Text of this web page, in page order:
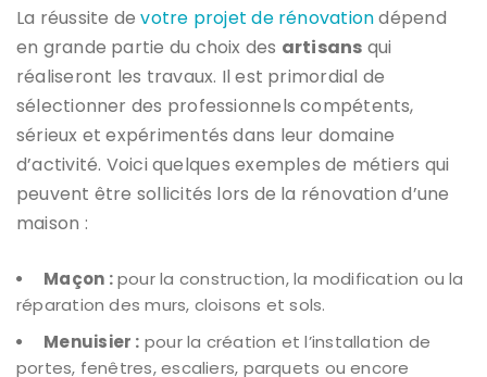
La réussite devotre projet de rénovationdépend
en grande partie du choix des artisans qui
réaliseront les travaux. Il est primordial de
sélectionner des professionnels compétents,
sérieux et expérimentés dans leur domaine
d’activité. Voici quelques exemples de métiers qui
peuvent être sollicités lors de la rénovation d’une
maison :
Maçon :pour la construction, la modification ou la
réparation des murs, cloisons et sols.
Menuisier : pour la création et l’installation de
portes, fenêtres, escaliers, parquets ou encore